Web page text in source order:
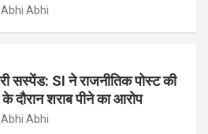
Abhi
सस्पेंड: SI ने राजनीतिक पोस्ट की
दौरान शराब पीने का आरोप
Abhi